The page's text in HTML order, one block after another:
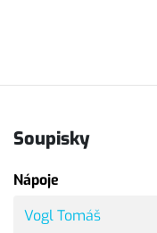
Soupisky
Nápoje
Vogl Tomáš